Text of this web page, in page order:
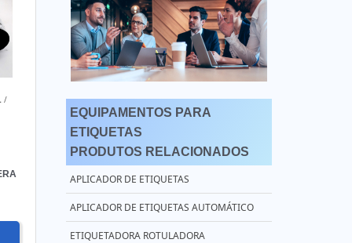
/
EQUIPAMENTOS PARA
ETIQUETAS
PRODUTOS RELACIONADOS
APLICADOR DE ETIQUETAS
APLICADOR DE ETIQUETAS AUTOMÁTICO
ETIQUETADORA ROTULADORA